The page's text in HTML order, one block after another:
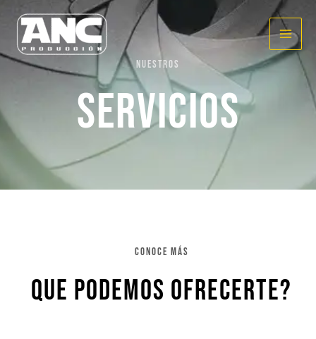
contenido
Nuestros
SERVICIOS
Conoce Más
que podemos ofrecerte?